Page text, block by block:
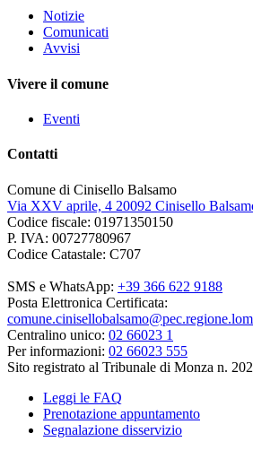
Notizie
Comunicati
Avvisi
Vivere il comune
Eventi
Contatti
Comune di Cinisello Balsamo
Via XXV aprile, 4 20092 Cinisello
Codice fiscale: 01971350150
P. IVA: 00727780967
Codice Catastale: C707
SMS e WhatsApp: +39 366 622 9188
Posta Elettronica Certificata:
Centralino unico: 02 66023 1
Per informazioni: 02 66023 555
Sito registrato al Tribunale di Monza n.
Leggi le FAQ
Prenotazione appuntamento
Segnalazione disservizio